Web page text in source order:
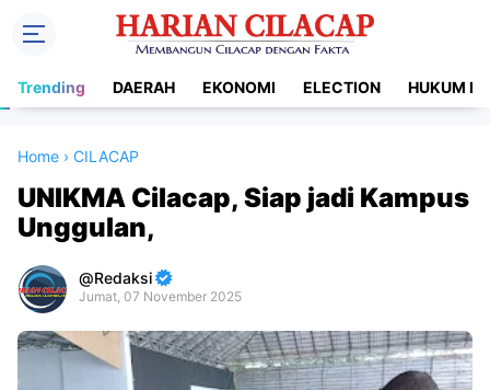
Trending DAERAH EKONOMI ELECTION HUKUM
Home › CILACAP
UNIKMA Cilacap, Siap jadi Kampus
Unggulan,
Redaksi
Jumat, 07 November 2025
Premium